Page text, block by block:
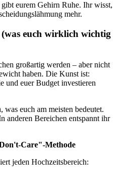
eurem Gehirn Ruhe. Ihr wisst,
mehr.
euch wirklich wichtig
großartig werden – aber nicht
haben. Die Kunst ist:
und euer Budget investieren
was euch am meisten bedeutet.
anderen Bereichen entspannt ihr
Care"-Methode
jeden Hochzeitsbereich: